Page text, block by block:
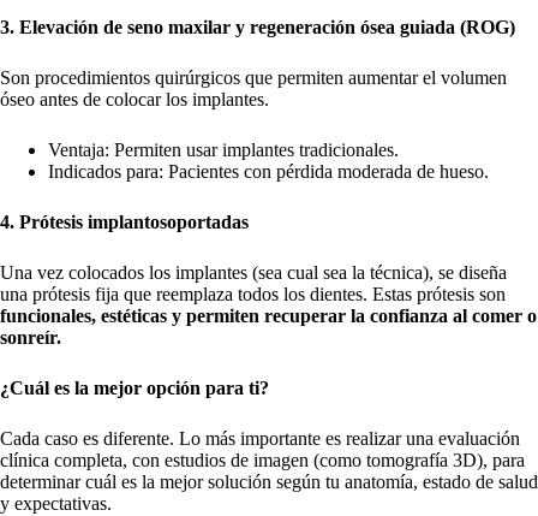
3. Elevación de seno maxilar y regeneración ósea guiada (ROG)
Son procedimientos quirúrgicos que permiten aumentar el volumen
óseo antes de colocar los implantes.
Ventaja: Permiten usar implantes tradicionales.
Indicados para: Pacientes con pérdida moderada de hueso.
4. Prótesis implantosoportadas
Una vez colocados los implantes (sea cual sea la técnica), se diseña
una prótesis fija que reemplaza todos los dientes. Estas prótesis son
funcionales, estéticas y permiten recuperar la confianza al comer o
sonreír.
¿Cuál es la mejor opción para ti?
Cada caso es diferente. Lo más importante es realizar una evaluación
clínica completa, con estudios de imagen (como tomografía 3D), para
determinar cuál es la mejor solución según tu anatomía, estado de salud
y expectativas.